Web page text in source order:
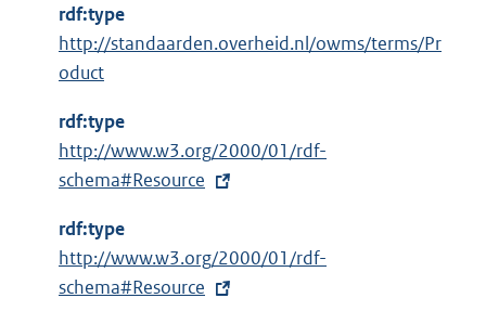
rdf:type
http://standaarden.overheid.nl/owms/terms/Pr
oduct
rdf:type
E
x
e
r
n
http://www.w3.org/2000/01/rdf-
schema#Resource
rdf:type
E
x
http://www.w3.org/2000/01/rdf-
schema#Resource